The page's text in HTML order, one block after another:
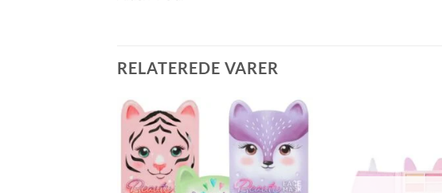
RELATEREDE VARER